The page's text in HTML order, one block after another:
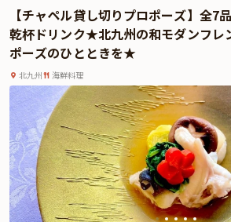
※オプションをご希望の場合は、ご予約リクエスト
・花束 ￥5,000~
【チャペル貸し切りプロポーズ】全7
乾杯ドリンク★北九州の和モダンフレ
ポーズのひとときを★
北九州 海鮮料理